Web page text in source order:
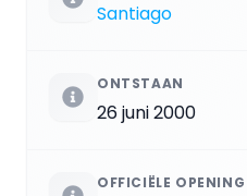
Santiago
ONTSTAAN
26 juni 2000
OFFICIËLE OPENING